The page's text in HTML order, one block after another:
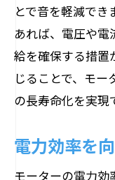
とで音を軽減でき
あれば、電圧や
給を確保する措置
じることで、モ
の長寿命化を実現
電力効率を
モーターの電力効